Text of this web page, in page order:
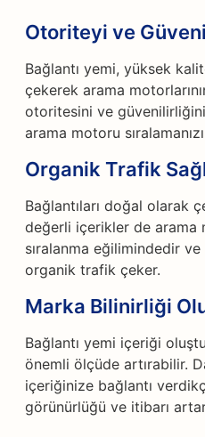
Otoriteyi ve
Bağlantı yemi, yüksek
çekerek arama
otoritesini ve güvenilirliğini
arama motoru
Organik Trafik
Bağlantıları doğal olarak
değerli içerikler de arama
sıralanma eğilimindedir
organik trafik çeker.
Marka Bilinirliği
Bağlantı yemi içeriği
önemli ölçüde artırabilir.
içeriğinize bağlantı
görünürlüğü ve itibarı